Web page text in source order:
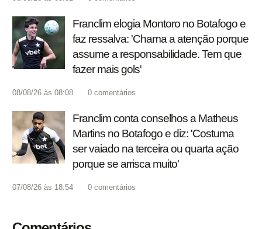
Franclim elogia Montoro no Botafogo e
faz ressalva: 'Chama a atenção porque
assume a responsabilidade. Tem que
fazer mais gols'
08/08/26 às 08:08 0 comentários
Franclim conta conselhos a Matheus
Martins no Botafogo e diz: 'Costuma
ser vaiado na terceira ou quarta ação
porque se arrisca muito'
07/08/26 às 18:54 0 comentários